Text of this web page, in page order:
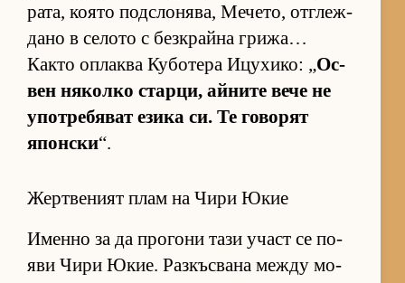
ра­та, ко­ято под­с­ло­ня­ва, Ме­че­то, от­г­леж­
дано в се­лото с без­к­райна гри­жа…
Както оп­лаква Ку­бо­тера Ицу­хи­ко: „Ос­
вен ня­колко стар­ци, ай­ните вече не
упот­ре­бя­ват езика си. Те го­во­рят
япон­ски“.
Жертвеният плам на Чири Юкие
Именно за да про­гони тази участ се по­
яви Чири Юкие. Раз­къс­вана между мо­